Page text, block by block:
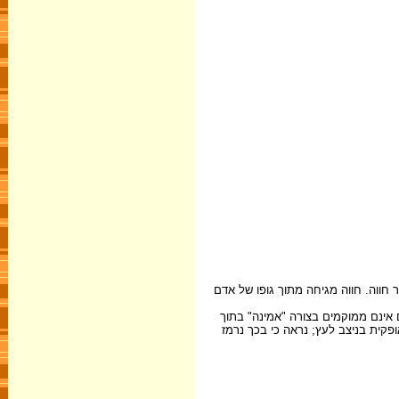
ידו האחת אל עבר חווה. חווה מגיחה מתוך גופו של אדם
אינם ממוקמים בצורה "אמינה" בתוך
בניצב לעץ; נראה כי בכך נרמז